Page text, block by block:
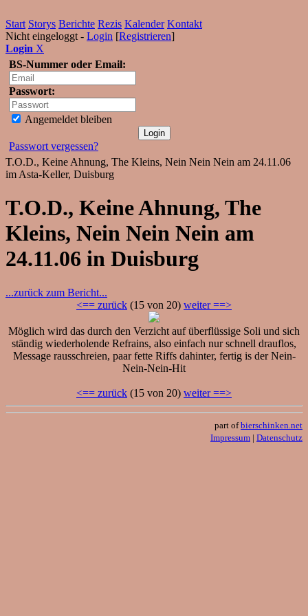
Start Storys Berichte Rezis Kalender Kontakt
Nicht eingeloggt - Login [Registrieren]
Login X
BS-Nummer oder Email:
Passwort:
Angemeldet bleiben
Passwort vergessen?
T.O.D., Keine Ahnung, The Kleins, Nein Nein Nein am 24.11.06
im Asta-Keller, Duisburg
T.O.D., Keine Ahnung, The
Kleins, Nein Nein Nein am
24.11.06 in Duisburg
...zurück zum Bericht...
<== zurück (15 von 20) weiter ==>
Möglich wird das durch den Verzicht auf überflüssige Soli und sich
ständig wiederholende Refrains, also einfach nur schnell drauflos,
Message rausschreien, paar fette Riffs dahinter, fertig is der Nein-
Nein-Nein-Hit
<== zurück (15 von 20) weiter ==>
part ofbierschinken.net
Impressum | Datenschutz